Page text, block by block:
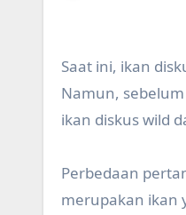
Saat ini, ikan
Namun,
ikan diskus wild
Perbedaan
merupakan ikan